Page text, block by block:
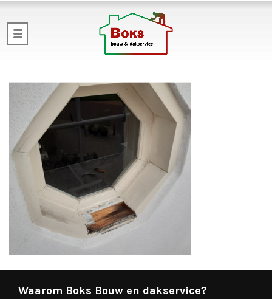
Waarom Boks Bouw en dakservice?